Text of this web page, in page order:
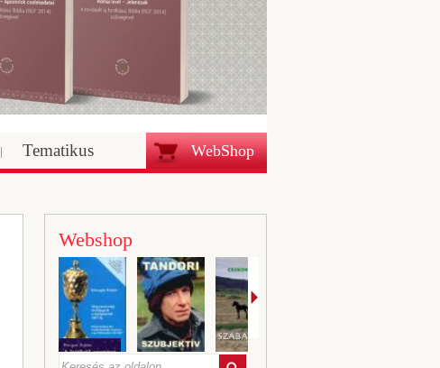
WebShop
Tematikus
Webshop